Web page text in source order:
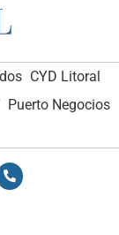
CYD Litoral
Puerto Negocios